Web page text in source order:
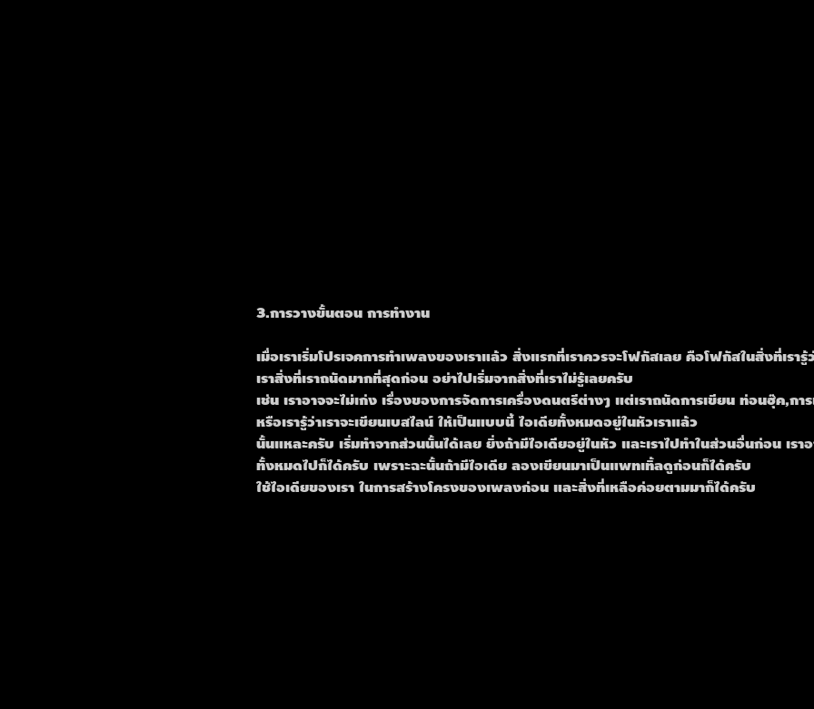
3.การวางขั้นตอน การทำงาน
เมื่อเราเริ่มโปรเจคการทำเพลงของเราแล้ว สิ่งแรกที่เราควรจะโฟกัสเลย คือโฟกัสในสิ่งที่เรารู้ว่
เราสิ่งที่เราถนัดมากที่สุดก่อน อย่าไปเริ่มจากสิ่งที่เราไม่รู้เลยครับ
เช่น เราอาจจะไม่เก่ง เรื่องของการจัดการเครื่องดนตรีต่างๆ แต่เราถนัดการเขียน ท่อนฮุ๊ค,ก
หรือเรารู้ว่าเราจะเขียนเบสไลน์ ให้เป็นแบบนี้ ไอเดียทั้งหมดอยู่ในหัวเราแล้ว
นั้นแหละครับ เริ่มทำจากส่วนนั้นได้เลย ยิ่งถ้ามีไอเดียอยู่ในหัว และเราไปทำในส่วนอื่นก่อน เรา
ทั้งหมดไปก็ได้ครับ เพราะฉะนั้นถ้ามีไอเดีย ลองเขียนมาเป็นแพทเทิ้ลดูก่อนก็ได้ครับ
ใช้ไอเดียของเรา ในการสร้างโครงของเพลงก่อน และสิ่งที่เหลือค่อยตามมาก็ได้ครับ